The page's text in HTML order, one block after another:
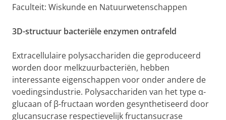
Faculteit: Wiskunde en Natuurwetenschappen
3D-structuur bacteriële enzymen ontrafeld
Extracellulaire polysacchariden die geproduceerd
worden door melkzuurbacteriën, hebben
interessante eigenschappen voor onder andere de
voedingsindustrie. Polysacchariden van het type α-
glucaan of β-fructaan worden gesynthetiseerd door
glucansucrase respectievelijk fructansucrase